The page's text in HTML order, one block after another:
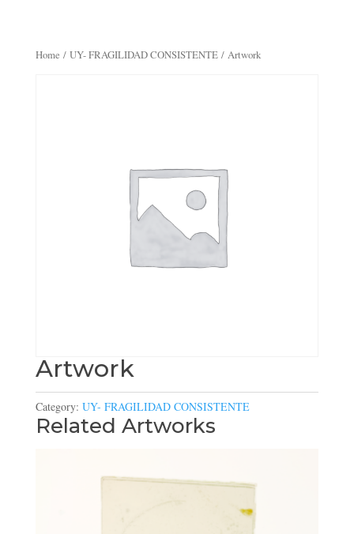
Home / UY- FRAGILIDAD CONSISTENTE/ Artwork
Artwork
Category: UY- FRAGILIDAD CONSISTENTE
Related Artworks